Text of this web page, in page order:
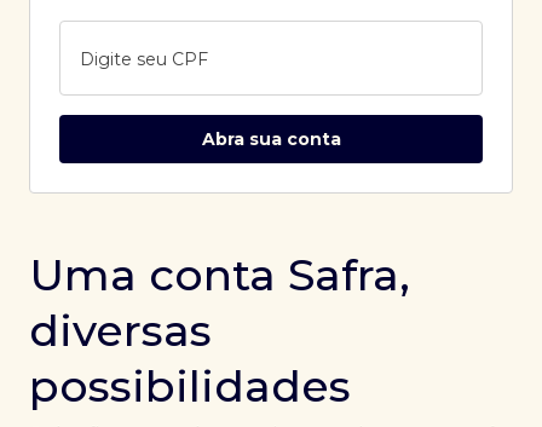
Digite seu CPF
Abra sua conta
Uma conta Safra,
diversas
possibilidades